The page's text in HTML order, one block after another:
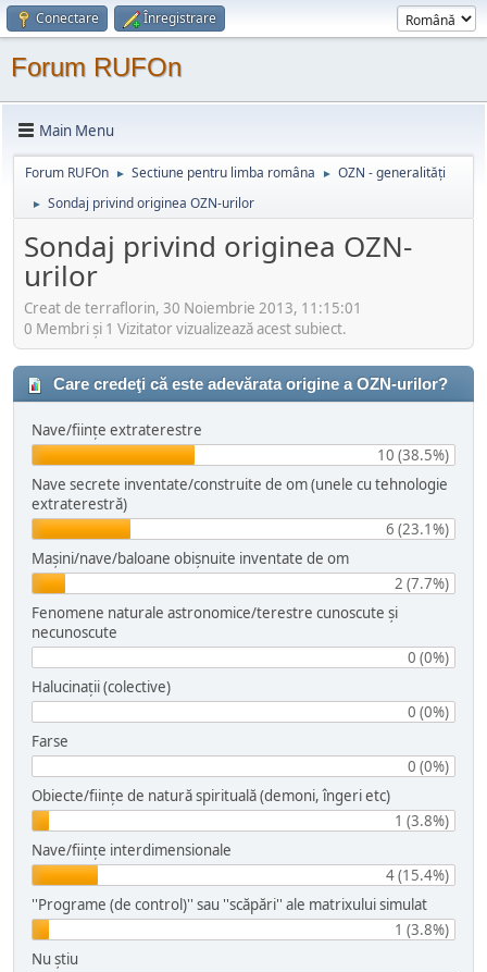
Conectare Înregistrare
Forum RUFOn
Main Menu
Forum RUFOn ► Sectiune pentru limba româna ► OZN - generalități
► Sondaj privind originea OZN-urilor
Sondaj privind originea OZN-
urilor
Creat de terraflorin, 30 Noiembrie 2013, 11:15:01
0 Membri şi 1 Vizitator vizualizează acest subiect.
Care credeţi că este adevărata origine a OZN-urilor?
Nave/fiinţe extraterestre
10 (38.5%)
Nave secrete inventate/construite de om (unele cu tehnologie
extraterestră)
6 (23.1%)
Mașini/nave/baloane obişnuite inventate de om
2 (7.7%)
Fenomene naturale astronomice/terestre cunoscute şi
necunoscute
0 (0%)
Halucinaţii (colective)
0 (0%)
Farse
0 (0%)
Obiecte/fiinţe de natură spirituală (demoni, îngeri etc)
1 (3.8%)
Nave/fiinţe interdimensionale
4 (15.4%)
''Programe (de control)'' sau ''scăpări'' ale matrixului simulat
1 (3.8%)
Nu ştiu